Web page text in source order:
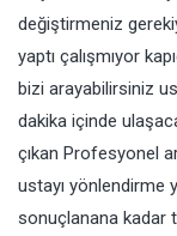
değiştirmeniz
yaptı çalışmıyor
bizi arayabilirsiniz
dakika içinde
çıkan Profesyonel
ustayı yönlendirme
sonuçlanana kadar